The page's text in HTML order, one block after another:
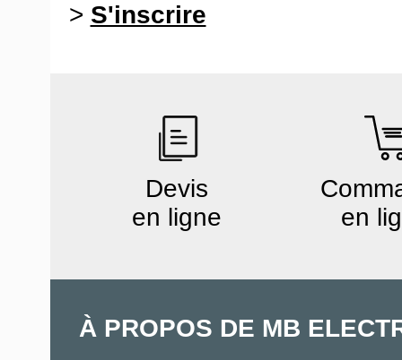
> S'inscrire
Devis
en ligne
en
À PROPOS DE MB